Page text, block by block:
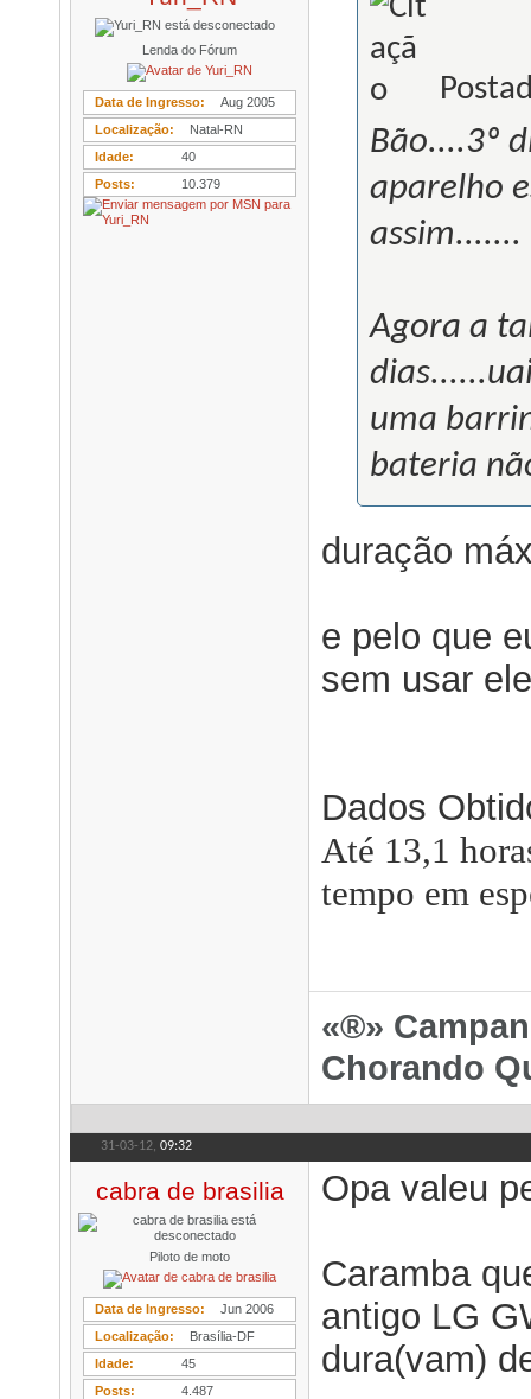
Lenda do Fórum
Data de Ingresso
Aug 2005
Localização
Natal-RN
Idade
40
Posts
10.379
Bão....3º
aparelho
assim.......
Agora a
uma
bateria
duração
e pelo que
sem usar
Dados
Até 13,1
tempo em
«®»
Chorando
31-03-12, 09:32
cabra de brasilia
Piloto de moto
Data de Ingresso
Jun 2006
Localização
Brasília-DF
Idade
45
Posts
4.487
Opa valeu
Caramba
antigo LG
dura(vam)